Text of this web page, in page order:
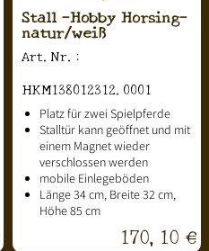
Stall -Hobby Horsing-
natur/weiß
Art.Nr.:
HKM138012312.0001
Platz für zwei Spielpferde
Stalltür kann geöffnet und mit
einem Magnet wieder
verschlossen werden
mobile Einlegeböden
Länge 34 cm, Breite 32 cm,
Höhe 85 cm
170,10 €